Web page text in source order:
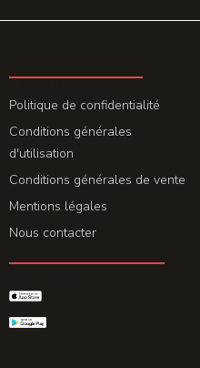
Politique de confidentialité
Conditions générales
d'utilisation
Conditions générales de vente
Mentions légales
Nous contacter